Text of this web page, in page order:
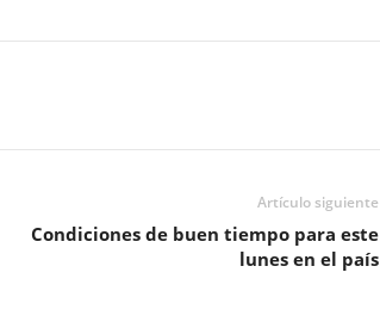
Artículo siguiente
Condiciones de buen tiempo para este
lunes en el país